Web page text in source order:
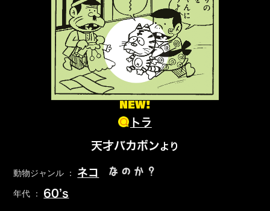
NEW!
トラ
天才バカボンより
動物ジャンル ： ネコ なのか？
年代 ： 60’s